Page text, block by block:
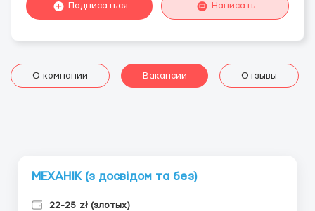
Подписаться Написать
О компании Вакансии Отзывы
МЕХАНІК (з досвідом та без)
22-25 zł (злотых)